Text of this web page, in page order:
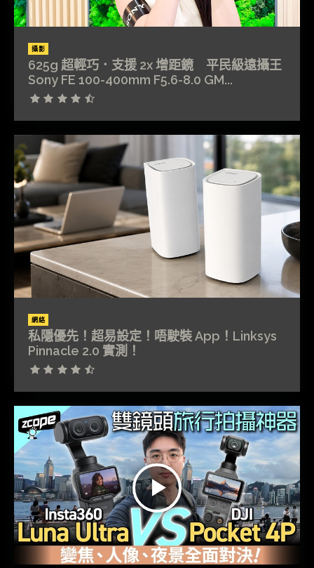
攝影
625g 超輕巧．支援 2x 增距鏡 平民級遠攝王
Sony FE 100-400mm F5.6-8.0 GM...
網絡
私隱優先！超易設定！唔駛裝 App！Linksys
Pinnacle 2.0 實測！